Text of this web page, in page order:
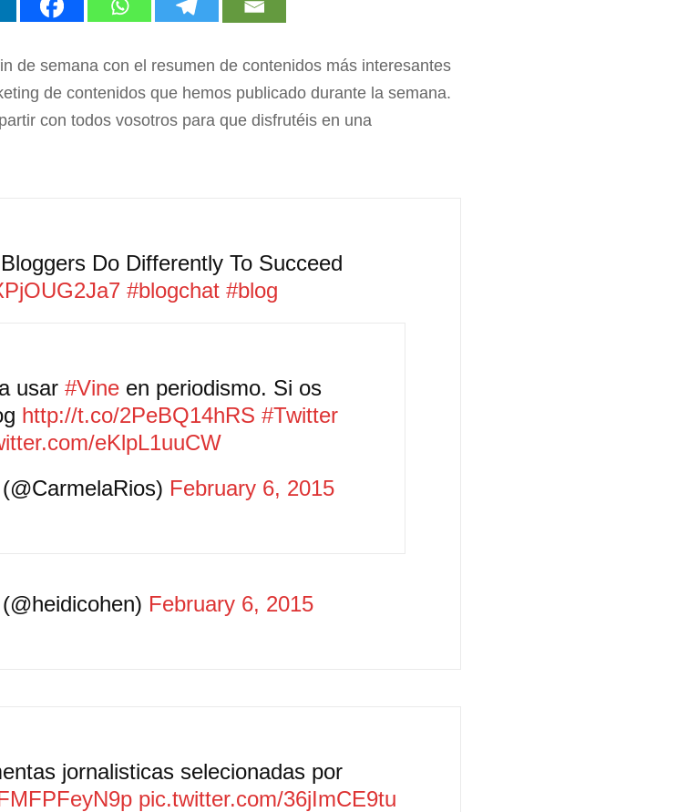
de semana con el resumen de contenidos más interesantes
de contenidos que hemos publicado durante la semana.
con todos vosotros para que disfrutéis en una
Do Differently To Succeed
#blogchat #blog
usar#Vine en periodismo. Si os
http://t.co/2PeBQ14hRS #Twitter
eKlpL1uuCW
February 6, 2015
February 6, 2015
jornalisticas selecionadas por
pic.twitter.com/36jImCE9tu